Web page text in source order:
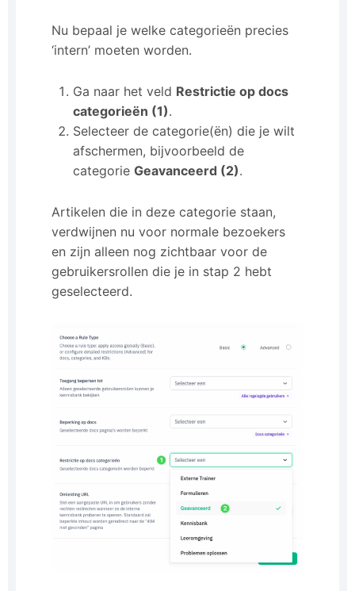
Nu bepaal je welke categorieën precies
‘intern’ moeten worden.
Ga naar het veld Restrictie op docs
categorieën (1).
Selecteer de categorie(ën) die je wilt
afschermen, bijvoorbeeld de
categorie Geavanceerd (2).
Artikelen die in deze categorie staan,
verdwijnen nu voor normale bezoekers
en zijn alleen nog zichtbaar voor de
gebruikersrollen die je in stap 2 hebt
geselecteerd.